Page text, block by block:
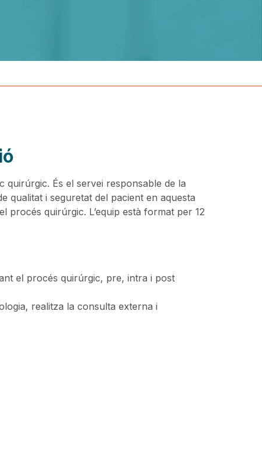
quirúrgic. És el servei responsable de la
qualitat i seguretat del pacient en aquesta
quirúrgic. L’equip està format per 12
el procés quirúrgic, pre, intra i post
realitza la consulta externa i